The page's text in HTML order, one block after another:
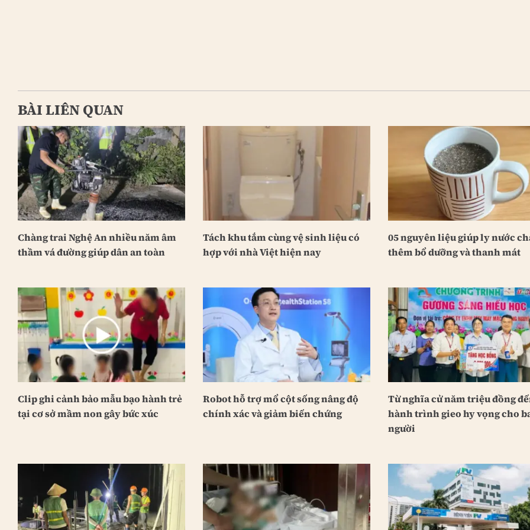
BÀI LIÊN QUAN
Chàng trai Nghệ An nhiều năm âm
thầm vá đường giúp dân an toàn
Tách khu tắm cùng vệ sinh liệu có
hợp với nhà Việt hiện nay
05 nguyên liệu giúp ly nước
thêm bổ dưỡng và thanh mát
Clip ghi cảnh bảo mẫu bạo hành trẻ
tại cơ sở mầm non gây bức xúc
Robot hỗ trợ mổ cột sống nâng độ
chính xác và giảm biến chứng
Từ nghĩa cử năm triệu đồng
hành trình gieo hy vọng cho
người